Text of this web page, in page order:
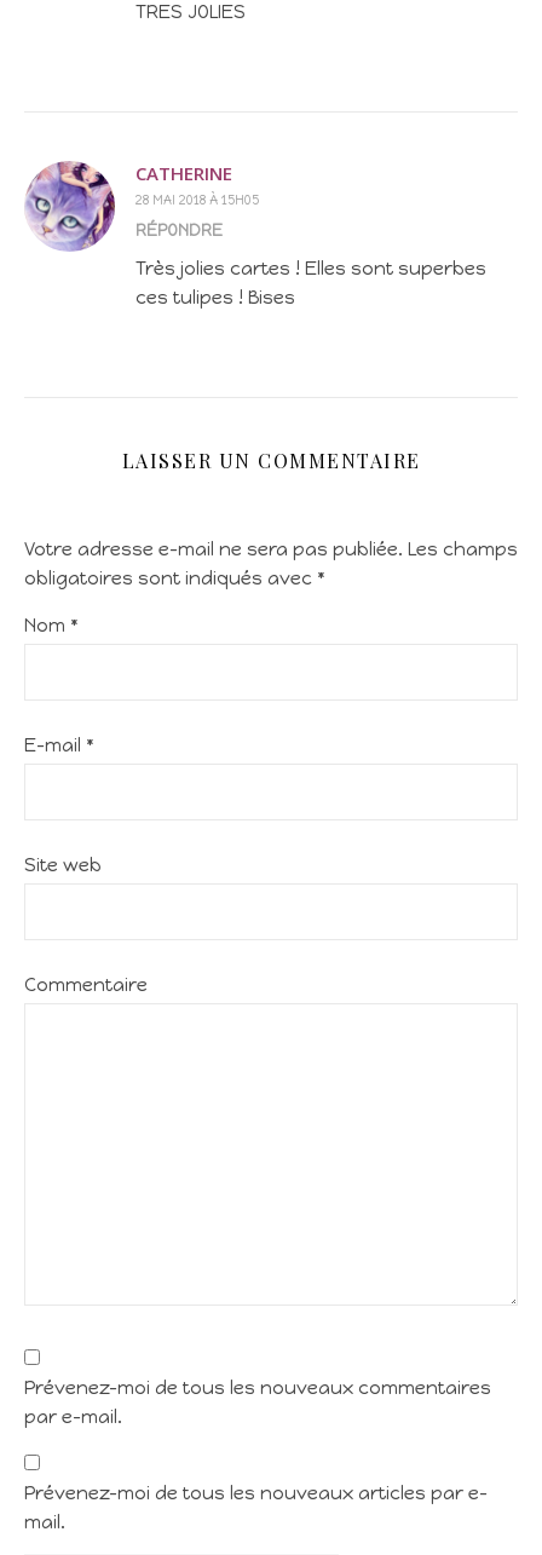
TRES JOLIES
CATHERINE
28 MAI 2018 À 15H05
RÉPONDRE
Très jolies cartes ! Elles sont superbes
ces tulipes ! Bises
LAISSER UN COMMENTAIRE
Votre adresse e-mail ne sera pas publiée. Les champs
obligatoires sont indiqués avec *
Nom *
E-mail *
Site web
Commentaire
Prévenez-moi de tous les nouveaux commentaires
par e-mail.
Prévenez-moi de tous les nouveaux articles par e-
mail.